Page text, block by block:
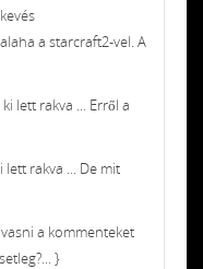
a starcraft2-vel. A
lett rakva ... Erről a
lett rakva ... De mit
a kommenteket
}